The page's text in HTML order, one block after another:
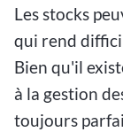
Les stocks
qui rend
Bien qu'il
à la gestion
toujours